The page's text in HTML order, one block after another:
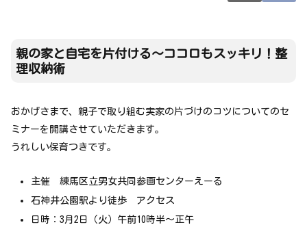
親の家と自宅を片付ける～ココロもスッキリ！整
理収納術
おかげさまで、親子で取り組む実家の片づけのコツについてのセ
ミナーを開講させていただきます。
うれしい保育つきです。
主催 練馬区立男女共同参画センターえーる
石神井公園駅より徒歩 アクセス
日時：3月2日（火）午前10時半～正午